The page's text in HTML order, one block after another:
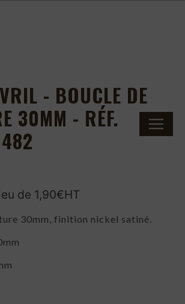
- BOUCLE DE
30MM - RÉF.
de 1,90€HT
30mm, finition nickel satiné.